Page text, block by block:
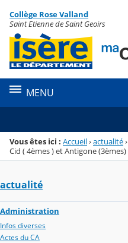
Menu de la rubrique
Contenu
Collège Rose Valland
Saint Etienne de Saint Geoirs
MENU
Vous êtes ici : Accueil›actualité›
Cid ( 4èmes ) et Antigone (3èmes)
actualité
Administration
Infos diverses
Actes du CA